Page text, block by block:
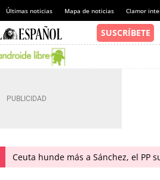
Últimas noticias Mapa de noticias Clamor
Ceuta hunde más a Sánchez, el PP